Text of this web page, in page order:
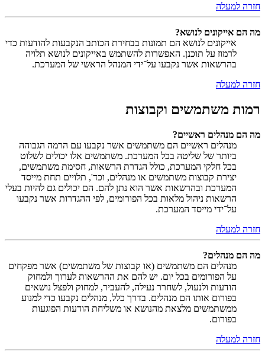
חזרה למעלה
מה הם אייקונים לנושא?
אייקונים לנושא הם תמונות בבחירת הכותב הנקבעות להודעות כדי
לרמוז על תוכנן. האפשרות להשתמש באייקונים לנושא תלויה
בהרשאות אשר נקבעו על־ידי המנהל הראשי של המערכת.
חזרה למעלה
רמות משתמשים וקבוצות
מה הם מנהלים ראשיים?
מנהלים ראשיים הם משתמשים אשר נקבעו עם הרמה הגבוהה
ביותר של שליטה בכל המערכת. משתמשים אלו יכולים לשלוט
בכל חלקי המערכת, כולל הגדרת הרשאות, חסימת משתמשים,
יצירת קבוצות משתמשים או מנהלים, וכד', תלויים תחת מייסד
המערכת ובהרשאות אשר הוא נתן להם. הם יכולים גם להיות בעלי
הרשאות ניהול מלאות בכל הפורומים, לפי ההגדרות אשר נקבעו
על־ידי מייסד המערכת.
חזרה למעלה
מה הם מנהלים?
מנהלים הם משתמשים (או קבוצות של משתמשים) אשר מפקחים
על הפורומים בכל יום. יש להם את ההרשאות לערוך ולמחוק
הודעות ולנעול, לשחרר נעילה, להעביר, למחוק ולפצל נושאים
בפורום אותו הם מנהלים. בדרך כלל, מנהלים נקבעו כדי למנוע
ממשתמשים מלצאת מהנושא או משליחת הודעות הפוגעות
בפורום.
חזרה למעלה